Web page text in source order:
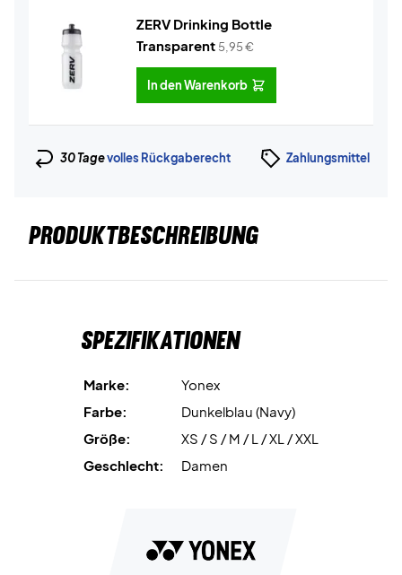
ZERV Drinking Bottle
Transparent 5,95€
In den Warenkorb
30 Tagevolles Rückgaberecht Zahlungsmittel
PRODUKTBESCHREIBUNG
Spezifikationen
Marke:
Yonex
Farbe:
Dunkelblau (Navy)
Größe:
XS / S / M / L / XL / XXL
Geschlecht:
Damen